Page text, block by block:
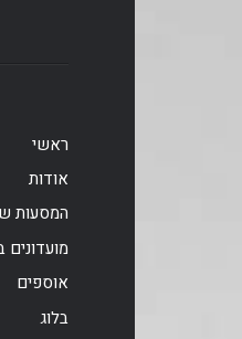
ראשי
אודות
המסעות
מועדונים
אוספים
בלוג